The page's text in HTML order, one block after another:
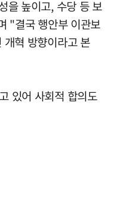
을 높이고, 수당 등 보
"결국 행안부 이관보
혁 방향이라고 본
있어 사회적 합의도